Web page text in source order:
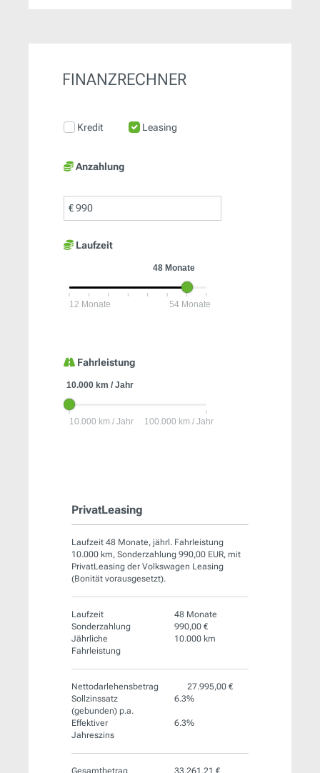
FINANZRECHNER
Kredit Leasing
Anzahlung
€
Laufzeit
Fahrleistung
PrivatLeasing
Laufzeit 48 Monate, jährl. Fahrleistung
10.000 km, Sonderzahlung 990,00 EUR, mit
PrivatLeasing der Volkswagen Leasing
(Bonität vorausgesetzt).
Laufzeit
48 Monate
Sonderzahlung
990,00 €
Jährliche
Fahrleistung
10.000 km
Nettodarlehensbetrag
27.995,00 €
Sollzinssatz
(gebunden) p.a.
6.3%
Effektiver
Jahreszins
6.3%